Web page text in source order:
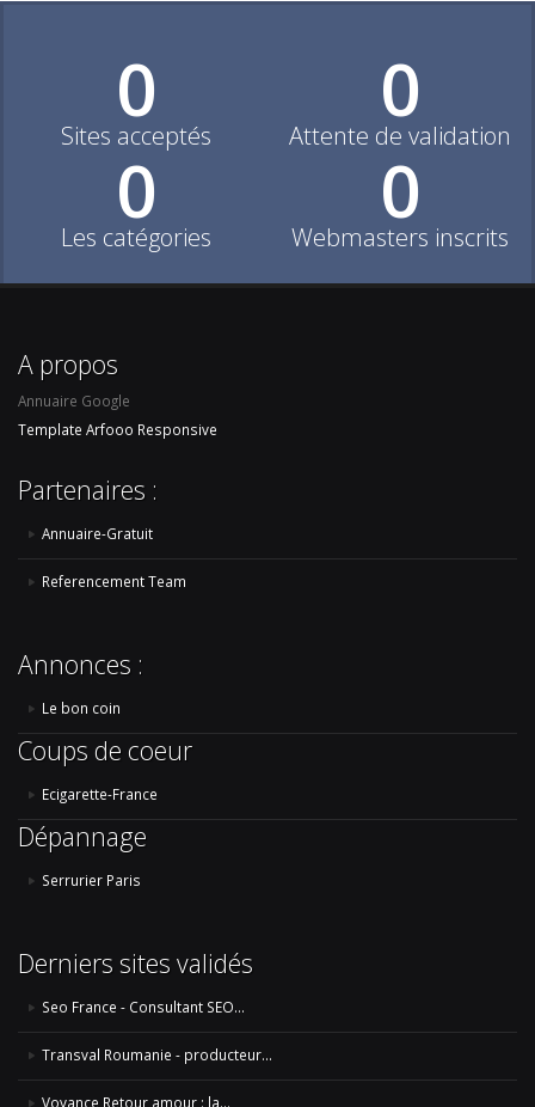
0
Sites acceptés 0
Attente de validation
0
Les catégories 0
Webmasters inscrits
A propos
Annuaire Google
Template Arfooo Responsive
Partenaires :
Annuaire-Gratuit
Referencement Team
Annonces :
Le bon coin
Coups de coeur
Ecigarette-France
Dépannage
Serrurier Paris
Derniers sites validés
Seo France - Consultant SEO...
Transval Roumanie - producteur...
Voyance Retour amour : la...